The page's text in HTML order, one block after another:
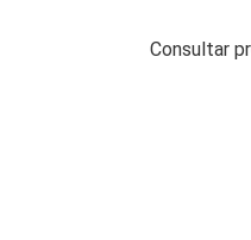
Consultar